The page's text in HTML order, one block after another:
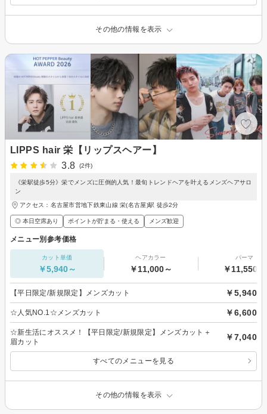
その他の情報を表示
LIPPS hair 栄【リップスヘアー】
3.8
(2件)
《栄駅徒歩5分》栄でメンズに圧倒的人気！最旬トレンドヘアを叶えるメンズヘアサロ
ン
アクセス：名古屋市営地下鉄東山線 栄(名古屋)駅 徒歩2分
◎ 本日空席あり ポイントが貯まる・使える メンズ歓迎
メニュー別参考価格
カット単価
￥5,940～
ヘアカラー
￥11,000～
パーマ
￥11,550～
【平日限定/新規限定】メンズカット ￥5,940
☆人気NO.1☆メンズカット ￥6,600
☆新生活にオススメ！【平日限定/新規限定】メンズカット＋
眉カット
￥7,040
すべてのメニューを見る
その他の情報を表示